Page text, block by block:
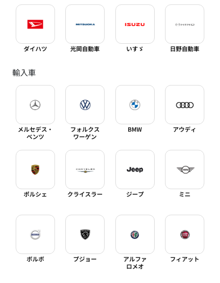
ダイハツ 光岡自動車 いすゞ 日野自動車
輸入車
メルセデス・
ベンツ
フォルクス
ワーゲン
BMW アウディ
ポルシェ クライスラー ジープ ミニ
ボルボ プジョー
アルファ
ロメオ
フィアット